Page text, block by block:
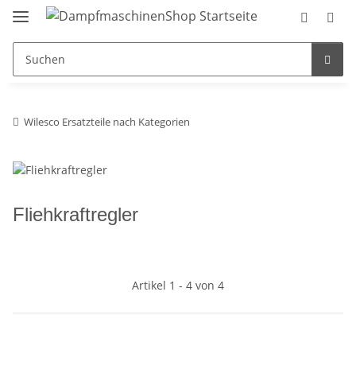
Wilesco Ersatzteile nach Kategorien
Fliehkraftregler
Artikel 1 - 4 von 4